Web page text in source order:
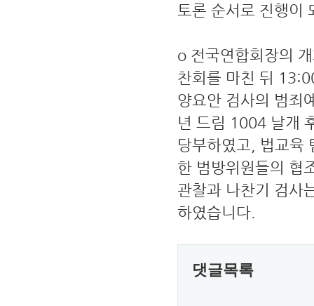
토론 순서로 진행이
o 전국연합회장의
찬회를 마친 뒤
양요안 검사의 범죄
년 드림 1004 날개
당부하였고, 법교육
한 범방위원들의 협
관찰과 나찬기 검사
하였습니다.
댓글목록